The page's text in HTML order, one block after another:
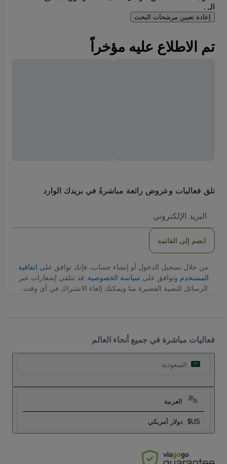
الـ .
إعادة تعيين مرشحات البحث
تم الاطلاع عليه مؤخراً
تلق فعاليات وعروض رائعة مباشرةً في بريدك الوارد
الاكتروني
انضم إلى القائمة
من خلال تسجيل الدخول أو إنشاء حساب، فإنك توافق على اتفاقية
المستخدم وتوافق على سياسة الخصوصية. قد تتلقى إشعارات عبر
الرسائل النصية القصيرة منا ويمكنك إلغاء الاشتراك في أي وقت.
فعاليات مباشرة في جميع أنحاء العالم
السعودية
العربية
US$ دولار أمريكي